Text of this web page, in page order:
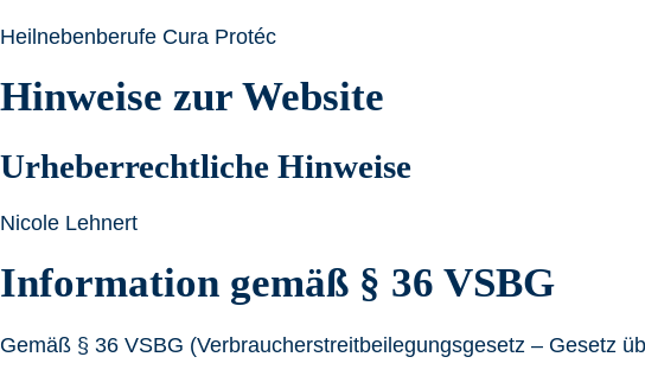
Heilnebenberufe Cura Protéc
Hinweise zur Website
Urheberrechtliche Hinweise
Nicole Lehnert
Information gemäß § 36 VSBG
Gemäß § 36 VSBG (Verbraucherstreitbeilegungsgesetz – Gesetz